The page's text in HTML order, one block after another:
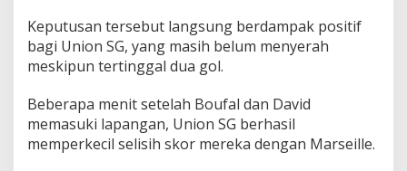
Keputusan tersebut langsung berdampak positif
bagi Union SG, yang masih belum menyerah
meskipun tertinggal dua gol.
Beberapa menit setelah Boufal dan David
memasuki lapangan, Union SG berhasil
memperkecil selisih skor mereka dengan Marseille.